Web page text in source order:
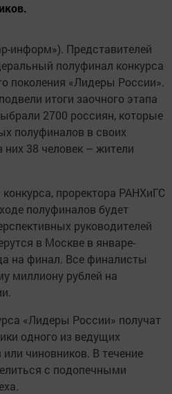
информ»). Представителей
полуфинал конкурса
поколения «Лидеры России».
итоги заочного этапа
2700 россиян, которые
полуфиналов в своих
38 человек – жители
проректора РАНХиГС
полуфиналов будет
руководителей
в Москве в январе-
на финал. Все финалисты
миллиону рублей на
«Лидеры России» получат
одного из ведущих
чиновников. В течение
с подопечными